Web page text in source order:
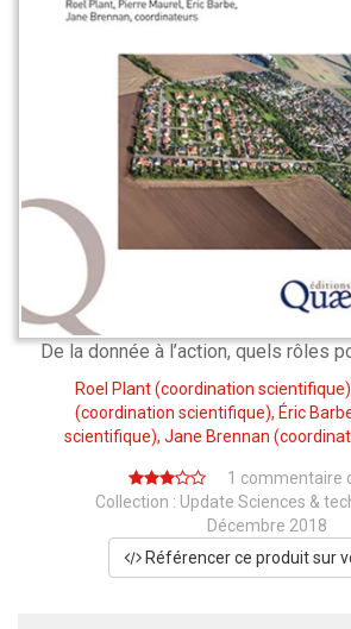
De la donnée à l’action, quels rôles
Roel Plant(coordination
(coordination scientifique), Éric
scientifique), Jane Brennan
1 commentaire
Collection : Update Sciences &
Décembre 2018
Référencer ce produit sur